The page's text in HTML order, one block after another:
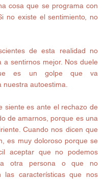
cosa que se programa con
no existe el sentimiento, no
de esta realidad no
a sentirnos mejor. Nos duele
es un golpe que va
nuestra autoestima.
siente es ante el rechazo de
de amarnos, porque es una
Cuando nos dicen que
es muy doloroso porque se
aceptar que no podemos
otra persona o que no
las características que nos